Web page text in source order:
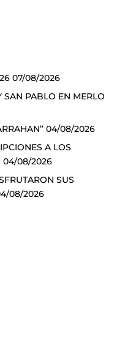
07/08/2026
SAN PABLO EN MERLO
04/08/2026
A LOS
04/08/2026
SUS
08/2026